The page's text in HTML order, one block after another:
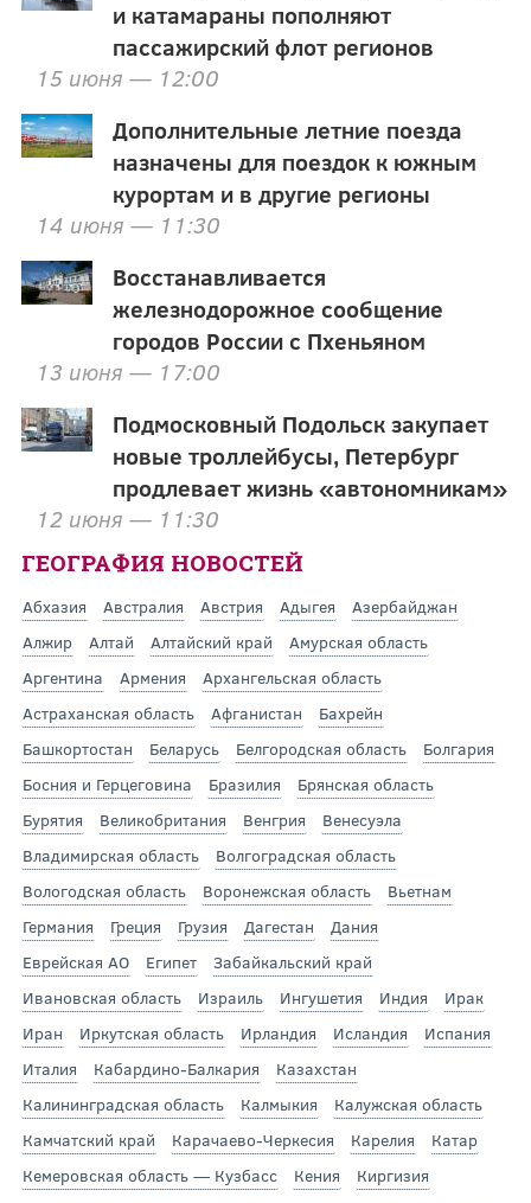
и катамараны пополняют
пассажирский флот регионов
15 июня — 12:00
Дополнительные летние поезда
назначены для поездок к южным
курортам и в другие регионы
14 июня — 11:30
Восстанавливается
железнодорожное сообщение
городов России с Пхеньяном
13 июня — 17:00
Подмосковный Подольск закупает
новые троллейбусы, Петербург
продлевает жизнь «автономникам»
12 июня — 11:30
ГЕОГРАФИЯ НОВОСТЕЙ
Абхазия Австралия Австрия Адыгея
Азербайджан
Алжир
Алтай Алтайский край
Амурская область
Аргентина
Армения
Архангельская область
Астраханская область
Афганистан
Бахрейн
Башкортостан
Беларусь Белгородская область
Болгария
Босния и Герцеговина
Бразилия
Брянская область
Бурятия
Великобритания Венгрия
Венесуэла
Владимирская область
Волгоградская область
Вологодская область
Воронежская область
Вьетнам
Германия
Греция Грузия Дагестан
Дания
Еврейская АО
Египет
Забайкальский край
Ивановская область
Израиль Ингушетия Индия
Ирак
Иран
Иркутская область Ирландия Исландия
Испания
Италия
Кабардино-Балкария
Казахстан
Калининградская область
Калмыкия
Калужская область
Камчатский край
Карачаево-Черкесия Карелия
Катар
Кемеровская область — Кузбасс
Кения
Киргизия